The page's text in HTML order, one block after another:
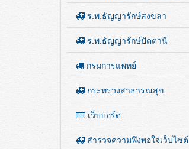
ร.พ.ธัญญารักษ์ขอนแก่น
ร.พ.ธัญญารักษ์สงขลา
ร.พ.ธัญญารักษ์ปัตตานี
กรมการแพทย์
กระทรวงสาธารณสุข
เว็บบอร์ด